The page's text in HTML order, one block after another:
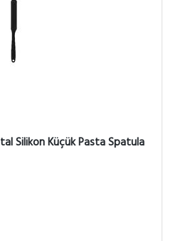
Silikon Küçük Pasta Spatula